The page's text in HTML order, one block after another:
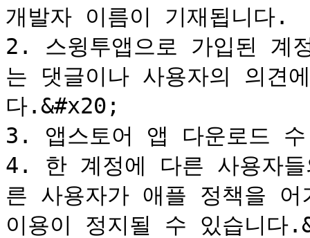
개발자 이름이 기재됩니다.
2. 스윙투앱으로 가입된 계
는 댓글이나 사용자의 의견
다.&#x20;
3. 앱스토어 앱 다운로드
4. 한 계정에 다른 사용자
른 사용자가 애플 정책을
이용이 정지될 수 있습니다